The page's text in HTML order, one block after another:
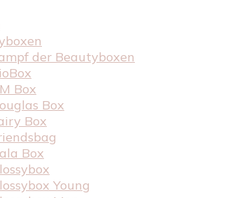
der Beautyboxen
Box
Box
Box
Box
Young